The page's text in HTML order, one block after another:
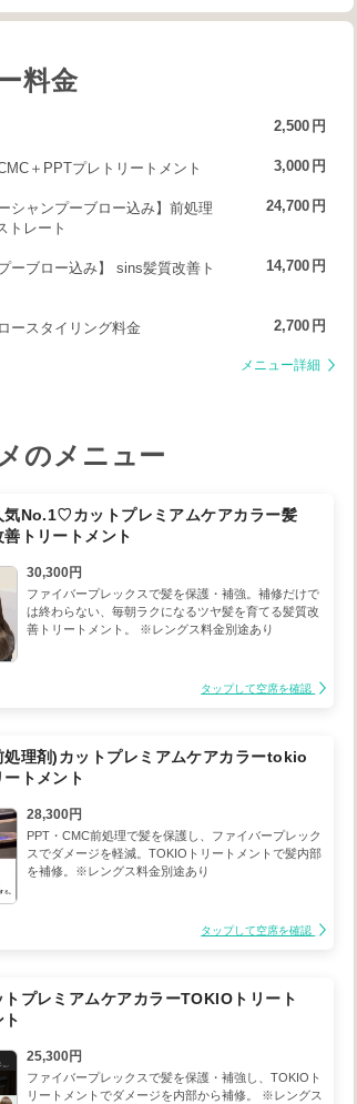
料金
2,500 円
＋PPTプレトリートメント 3,000 円
シャンプーブロー込み】前処理
トレート
24,700 円
ーブロー込み】 sins髪質改善ト
14,700 円
ースタイリング料金 2,700 円
メニュー詳細
のメニュー
気No.1♡カットプレミアムケアカラー髪
善トリートメント
30,300円
ファイバープレックスで髪を保護・補強。補修だけで
は終わらない、毎朝ラクになるツヤ髪を育てる髪質改
善トリートメント。 ※レングス料金別途あり
タップして空席を確認
処理剤)カットプレミアムケアカラーtokio
ートメント
28,300円
PPT・CMC前処理で髪を保護し、ファイバープレック
スでダメージを軽減。TOKIOトリートメントで髪内部
を補修。※レングス料金別途あり
タップして空席を確認
トプレミアムケアカラーTOKIOトリート
ト
25,300円
ファイバープレックスで髪を保護・補強し、TOKIOト
リートメントでダメージを内部から補修。 ※レングス